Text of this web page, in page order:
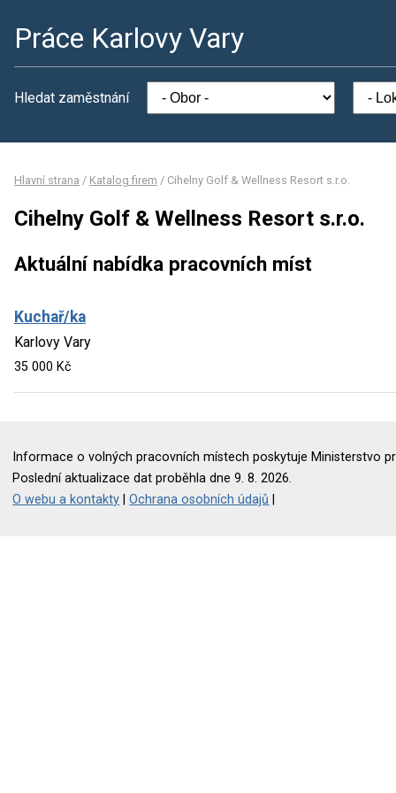
Práce Karlovy Vary
Hledat zaměstnání
Hlavní strana / Katalog firem / Cihelny Golf & Wellness Resort s.r.o.
Cihelny Golf & Wellness Resort s.r.o.
Aktuální nabídka pracovních míst
Kuchař/ka
Karlovy Vary
35 000 Kč
Informace o volných pracovních místech poskytuje Ministerstvo
Poslední aktualizace dat proběhla dne 9. 8. 2026.
O webu a kontakty |Ochrana osobních údajů